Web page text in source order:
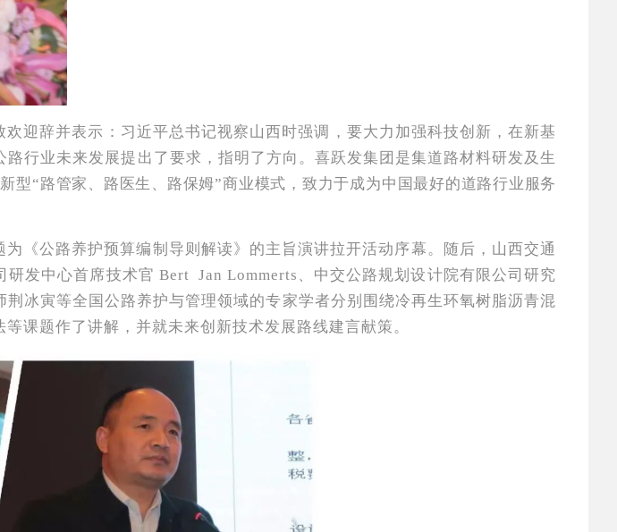
迎辞并表示：习近平总书记视察山西时强调，要大力加强科技创新，在新基
行业未来发展提出了要求，指明了方向。喜跃发集团是集道路材料研发及生
“路管家、路医生、路保姆”商业模式，致力于成为中国最好的道路行业服务
《公路养护预算编制导则解读》的主旨演讲拉开活动序幕。随后，山西交通
发中心首席技术官 Bert Jan Lommerts、中交公路规划设计院有限公司研究
冰寅等全国公路养护与管理领域的专家学者分别围绕冷再生环氧树脂沥青混
课题作了讲解，并就未来创新技术发展路线建言献策。